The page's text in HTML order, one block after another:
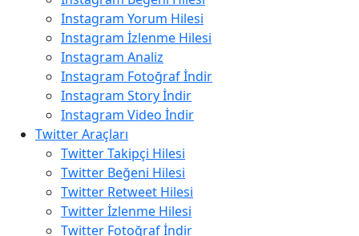
Instagram Yorum Hilesi
Instagram İzlenme Hilesi
Instagram Analiz
Instagram Fotoğraf İndir
Instagram Story İndir
Instagram Video İndir
Twitter Araçları
Twitter Takipçi Hilesi
Twitter Beğeni Hilesi
Twitter Retweet Hilesi
Twitter İzlenme Hilesi
Twitter Fotoğraf İndir